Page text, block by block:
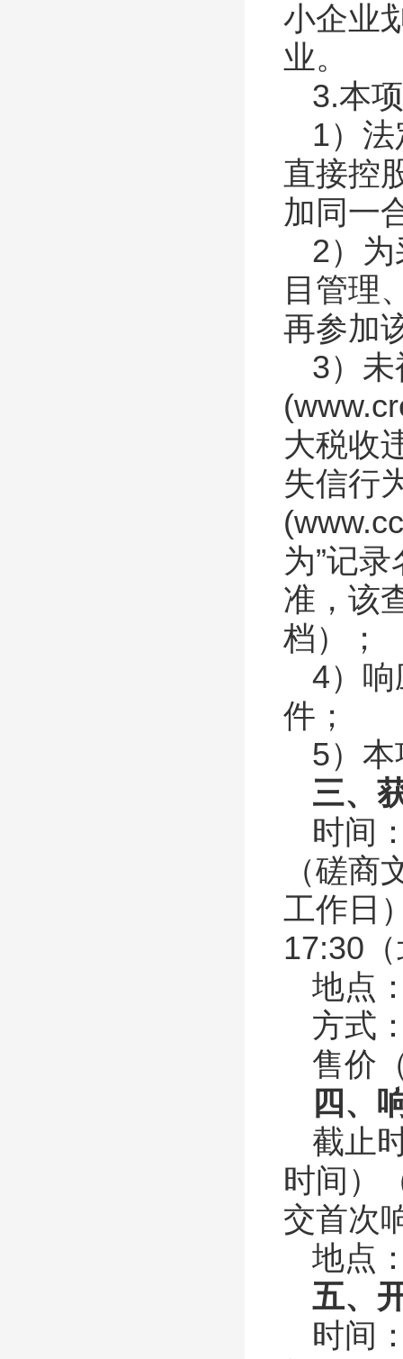
小企业
业。
3.本
1）
直接控
加同一
2）
目管理
再参加
3）未
大税收
失信行
为”记
准，该
档）；
4）
件；
5）
三、
时间
（磋
工作日
17:30
地点
方式
售价
四、
截止
时间）
交首次
地点
五、
时间